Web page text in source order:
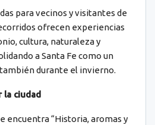
para vecinos y visitantes de
ofrecen experiencias
cultura, naturaleza y
a Santa Fe como un
durante el invierno.
la ciudad
encuentra “Historia, aromas y